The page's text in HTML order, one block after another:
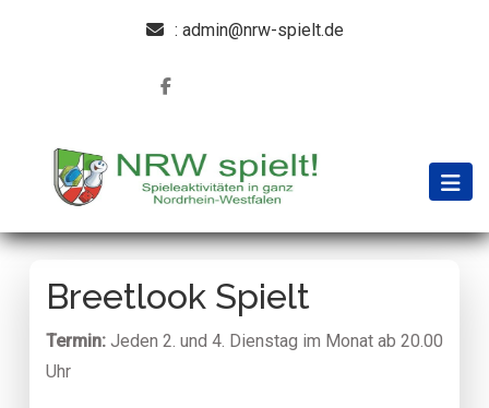
: admin@nrw-spielt.de
Breetlook Spielt
Termin: Jeden 2. und 4. Dienstag im Monat ab 20.00
Uhr